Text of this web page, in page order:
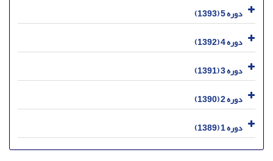
دوره 5 (1393)
دوره 4 (1392)
دوره 3 (1391)
دوره 2 (1390)
دوره 1 (1389)